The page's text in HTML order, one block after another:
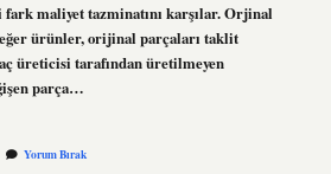
maliyet tazminatını karşılar. Orjinal
ürünler, orijinal parçaları taklit
üreticisi tarafından üretilmeyen
parça…
Yorum Bırak